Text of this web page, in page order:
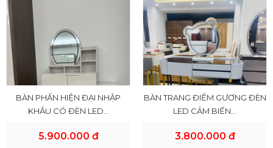
BÀN PHẤN HIỆN ĐẠI NHẬP
KHẨU CÓ ĐÈN LED...
5.900.000 đ
BÀN TRANG ĐIỂM GƯƠNG ĐÈN
LED CẢM BIẾN...
3.800.000 đ